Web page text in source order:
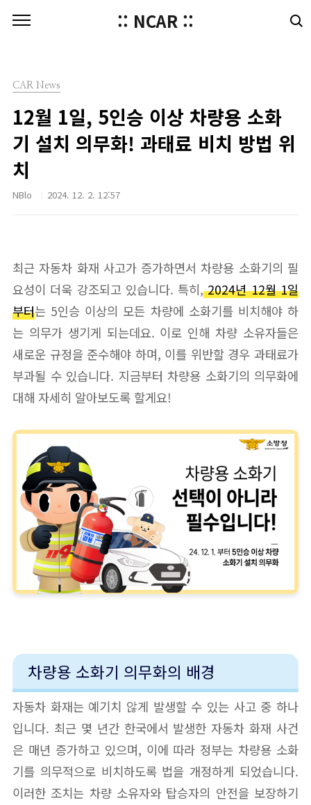
:: NCAR ::
CAR News
12월 1일, 5인승 이상 차량용 소화
기 설치 의무화! 과태료 비치 방법 위
치
NBlo 2024. 12. 2. 12:57
최근 자동차 화재 사고가 증가하면서 차량용 소화기의 필
요성이 더욱 강조되고 있습니다. 특히,2024년 12월 1일
부터는 5인승 이상의 모든 차량에 소화기를 비치해야 하
는 의무가 생기게 되는데요. 이로 인해 차량 소유자들은
새로운 규정을 준수해야 하며, 이를 위반할 경우 과태료가
부과될 수 있습니다. 지금부터 차량용 소화기의 의무화에
대해 자세히 알아보도록 할게요!
차량용 소화기 의무화의 배경
자동차 화재는 예기치 않게 발생할 수 있는 사고 중 하나
입니다. 최근 몇 년간 한국에서 발생한 자동차 화재 사건
은 매년 증가하고 있으며, 이에 따라 정부는 차량용 소화
기를 의무적으로 비치하도록 법을 개정하게 되었습니다.
이러한 조치는 차량 소유자와 탑승자의 안전을 보장하기